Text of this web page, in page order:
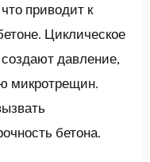
что приводит к
Циклическое
давление,
микротрещин.
бетона.